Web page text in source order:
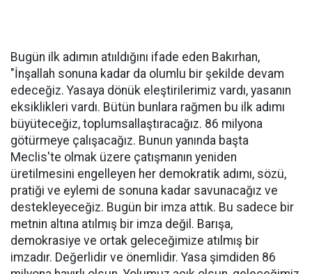
Bugün ilk adımın atııldığını ifade eden Bakırhan,
"İnşallah sonuna kadar da olumlu bir şekilde devam
edeceğiz. Yasaya dönük eleştirilerimiz vardı, yasanın
eksiklikleri vardı. Bütün bunlara rağmen bu ilk adımı
büyüteceğiz, toplumsallaştıracağız. 86 milyona
götürmeye çalışacağız. Bunun yanında başta
Meclis'te olmak üzere çatışmanın yeniden
üretilmesini engelleyen her demokratik adımı, sözü,
pratiği ve eylemi de sonuna kadar savunacağız ve
destekleyeceğiz. Bugün bir imza attık. Bu sadece bir
metnin altına atılmış bir imza değil. Barışa,
demokrasiye ve ortak geleceğimize atılmış bir
imzadır. Değerlidir ve önemlidir. Yasa şimdiden 86